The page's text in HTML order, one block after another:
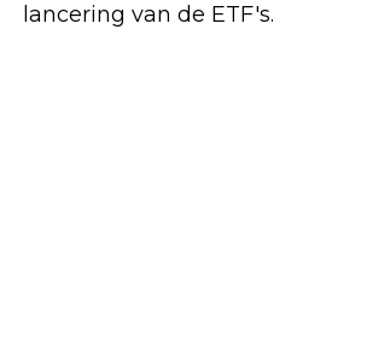
lancering van de ETF's.